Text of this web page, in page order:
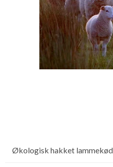
Økologisk hakket lammekød